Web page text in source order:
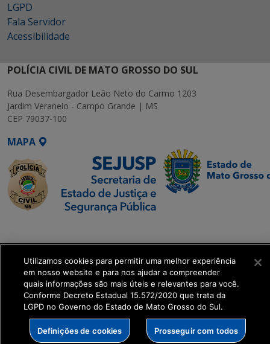
LGPD
Fala Servidor
Acessibilidade
POLÍCIA CIVIL DE MATO GROSSO DO SUL
Rua Desembargador Leão Neto do Carmo 1203
Jardim Veraneio - Campo Grande | MS
CEP 79037-100
MAPA
Executiva de
Transformação Digital
get_footer();
Utilizamos cookies para permitir uma melhor experiência
em nosso website e para nos ajudar a compreender
quais informações são mais úteis e relevantes para você.
Conforme Decreto Estadual 15.572/2020 que trata da
LGPD no Governo do Estado de Mato Grosso do Sul.
Definições de cookies Prosseguir com todos